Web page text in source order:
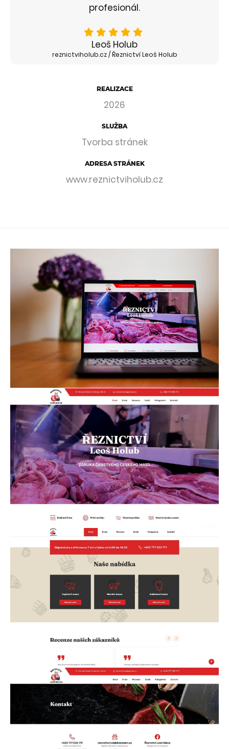
profesionál.
Leoš Holub
reznictviholub.cz / Řeznictví Leoš Holub
REALIZACE
2026
SLUŽBA
Tvorba stránek
ADRESA STRÁNEK
www.reznictviholub.cz